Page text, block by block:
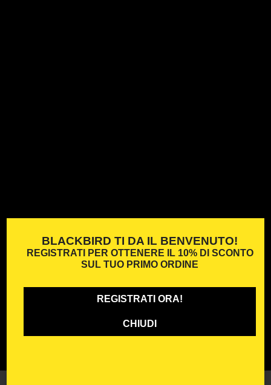
BLACKBIRD TI DA IL BENVENUTO!
REGISTRATI PER OTTENERE IL 10% DI SCONTO
SUL TUO PRIMO ORDINE
REGISTRATI ORA!
CHIUDI